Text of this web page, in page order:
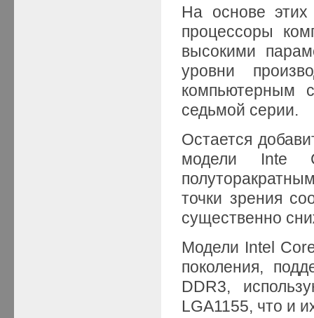
На основе
процессоры
высокими
уровни
компьютерным
седьмой серии.
Остается
модели Inte
точки зрения
существенно
Модели Intel
поколения,
DDR3,
LGA1155, что и